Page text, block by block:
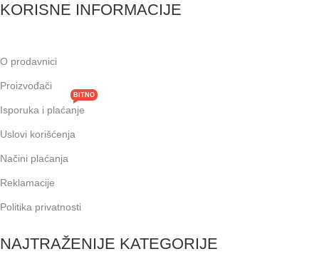
KORISNE INFORMACIJE
O prodavnici
Proizvođači
Isporuka i plaćanje
BITNO
Uslovi korišćenja
Načini plaćanja
Reklamacije
Politika privatnosti
NAJTRAŽENIJE KATEGORIJE